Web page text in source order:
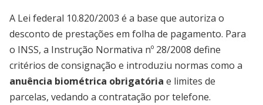
A Lei federal 10.820/2003 é a base que autoriza o
desconto de prestações em folha de pagamento. Para
o INSS, a Instrução Normativa nº 28/2008 define
critérios de consignação e introduziu normas como a
anuência biométrica obrigatória e limites de
parcelas, vedando a contratação por telefone.